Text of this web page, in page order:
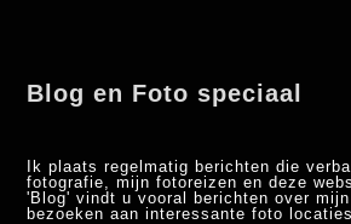
Blog en Foto speciaal
Ik plaats regelmatig berichten die
fotografie, mijn fotoreizen en deze
'Blog' vindt u vooral berichten over
bezoeken aan interessante foto locaties.